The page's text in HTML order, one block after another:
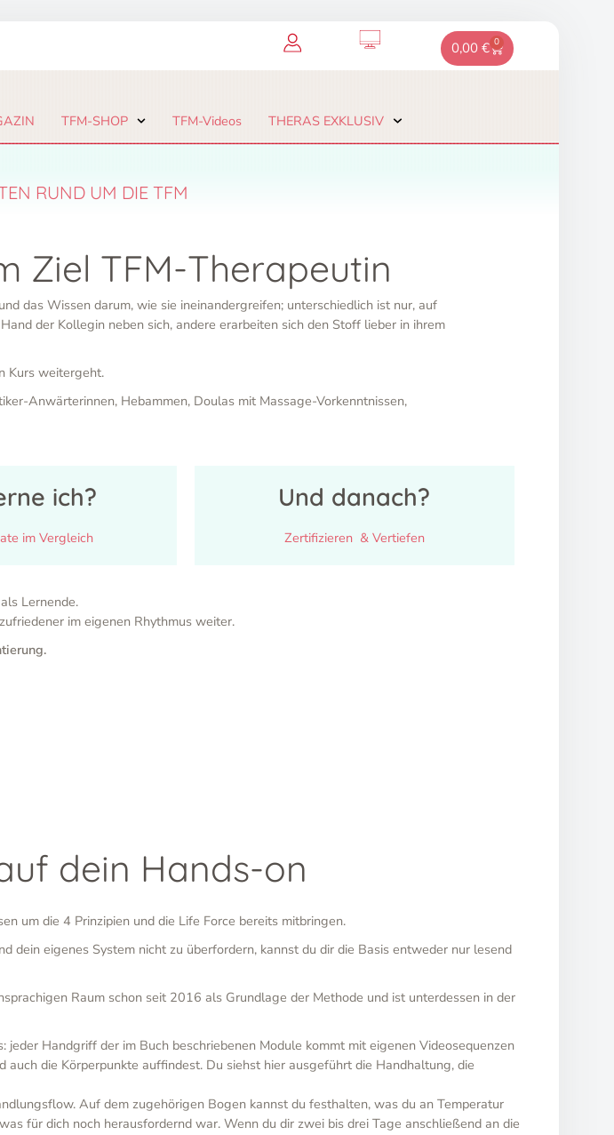
0,00 € 0
Warenkorb
TFM-SHOP TFM-Videos THERAS EXKLUSIV
RUND UM DIE TFM
Ziel TFM-Therapeutin
das Wissen darum, wie sie ineinandergreifen; unterschiedlich ist nur, auf
der Kollegin neben sich, andere erarbeiten sich den Stoff lieber in ihrem
Kurs weitergeht.
Anwärterinnen, Hebammen, Doulas mit Massage-Vorkenntnissen,
ich?
im Vergleich
Und danach?
Zertifizieren & Vertiefen
Lernende.
im eigenen Rhythmus weiter.
dein Hands-on
um die 4 Prinzipien und die Life Force bereits mitbringen.
eigenes System nicht zu überfordern, kannst du dir die Basis entweder nur lesend
Raum schon seit 2016 als Grundlage der Methode und ist unterdessen in der
jeder Handgriff der im Buch beschriebenen Module kommt mit eigenen Videosequenzen
die Körperpunkte auffindest. Du siehst hier ausgeführt die Handhaltung, die
Auf dem zugehörigen Bogen kannst du festhalten, was du an Temperatur
für dich noch herausfordernd war. Wenn du dir zwei bis drei Tage anschließend an die